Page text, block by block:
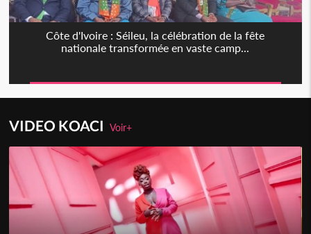
Côte d'Ivoire : Séileu, la célébration de la fête
nationale transformée en vaste camp...
VIDEO KOACIVoir+